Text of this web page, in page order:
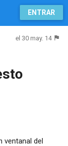
ENTRAR
el 30 may. 14
ventanal del